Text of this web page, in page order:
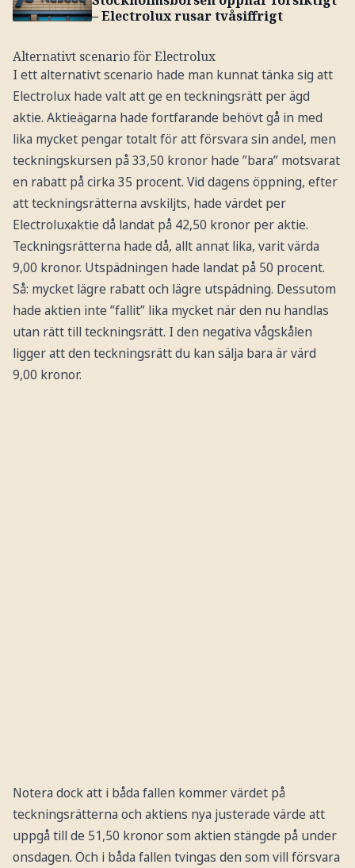
– Electrolux rusar tvåsiffrigt
Alternativt scenario för Electrolux
I ett alternativt scenario hade man kunnat tänka sig att
Electrolux hade valt att ge en teckningsrätt per ägd
aktie. Aktieägarna hade fortfarande behövt gå in med
lika mycket pengar totalt för att försvara sin andel, men
teckningskursen på 33,50 kronor hade ”bara” motsvarat
en rabatt på cirka 35 procent. Vid dagens öppning, efter
att teckningsrätterna avskiljts, hade värdet per
Electroluxaktie då landat på 42,50 kronor per aktie.
Teckningsrätterna hade då, allt annat lika, varit värda
9,00 kronor. Utspädningen hade landat på 50 procent.
Så: mycket lägre rabatt och lägre utspädning. Dessutom
hade aktien inte ”fallit” lika mycket när den nu handlas
utan rätt till teckningsrätt. I den negativa vågskålen
ligger att den teckningsrätt du kan sälja bara är värd
9,00 kronor.
Notera dock att i båda fallen kommer värdet på
teckningsrätterna och aktiens nya justerade värde att
uppgå till de 51,50 kronor som aktien stängde på under
onsdagen. Och i båda fallen tvingas den som vill försvara